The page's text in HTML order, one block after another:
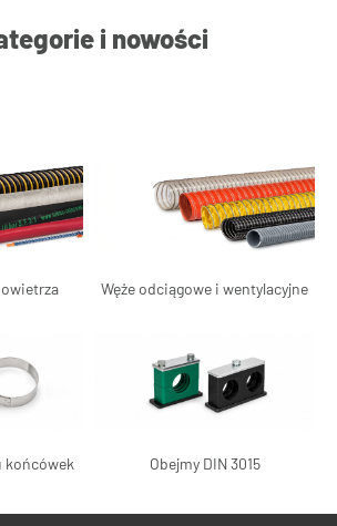
i nowości
Węże odciągowe i wentylacyjne
końcówek Obejmy DIN 3015